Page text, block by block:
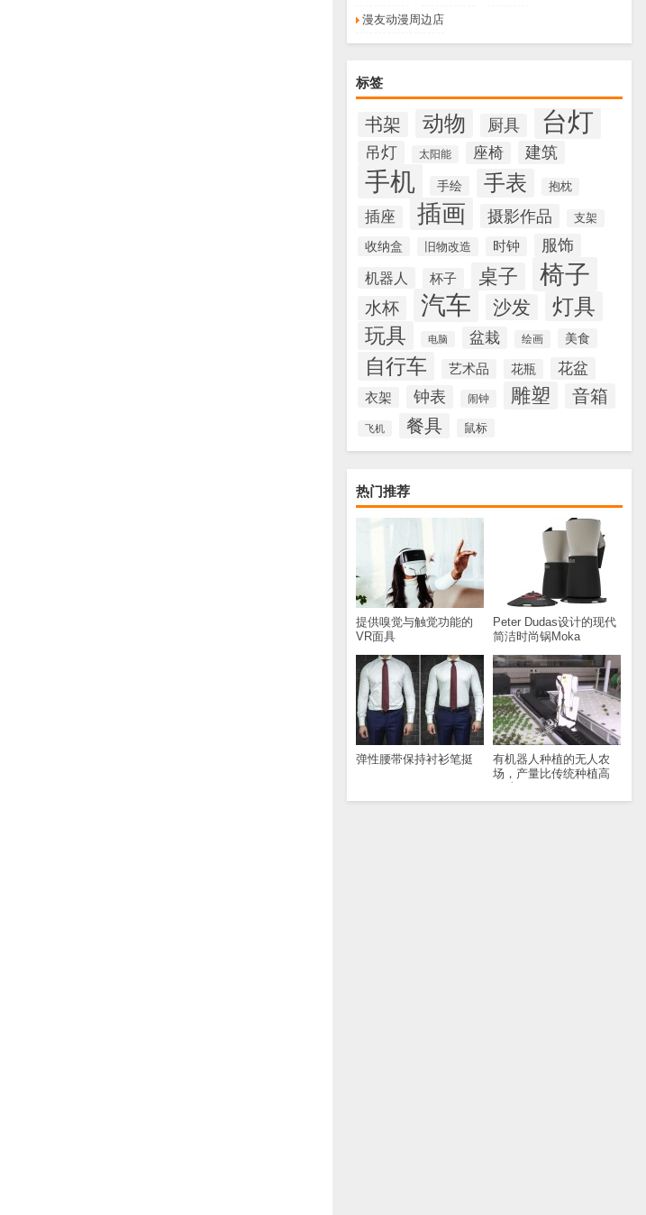
漫友动漫周边店
标签
书架 动物 厨具 台灯
吊灯 太阳能 座椅 建筑
手机 手绘 手表 抱枕
插座 插画 摄影作品 支架
收纳盒 旧物改造 时钟 服饰
机器人 杯子 桌子 椅子
水杯 汽车 沙发 灯具
玩具 电脑 盆栽 绘画 美食
自行车 艺术品 花瓶 花盆
衣架 钟表 闹钟 雕塑 音箱
飞机 餐具 鼠标
热门推荐
提供嗅觉与触觉功能的
VR面具
Peter Dudas设计的现代
简洁时尚锅Moka
弹性腰带保持衬衫笔挺
有机器人种植的无人农
场，产量比传统种植高